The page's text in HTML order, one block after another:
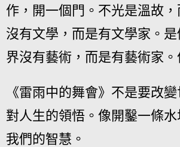
作，開一個門。不光是溫故
沒有文學，而是有文學家。
界沒有藝術，而是有藝術家
《雷雨中的舞會》不是要改
對人生的領悟。像開鑿一條
我們的智慧。